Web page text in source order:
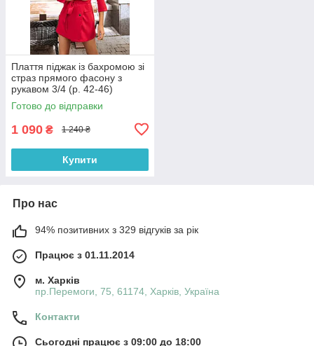
Плаття піджак із бахромою зі
страз прямого фасону з
рукавом 3/4 (р. 42-46)
66032050Qr
Готово до відправки
1 090 ₴ 1 240 ₴
Купити
Про нас
94% позитивних з 329 відгуків за рік
Працює з 01.11.2014
м. Харків
пр.Перемоги, 75, 61174, Харків, Україна
Контакти
Сьогодні працює з 09:00 до 18:00